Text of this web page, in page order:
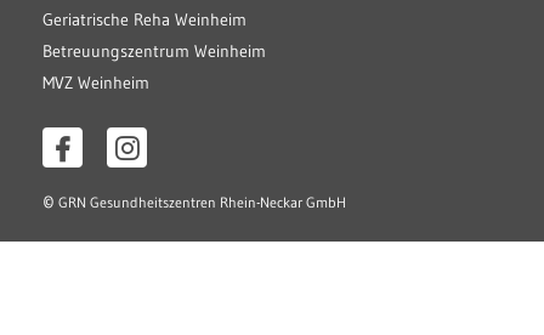
Geriatrische Reha Weinheim
Betreuungszentrum Weinheim
MVZ Weinheim
© GRN Gesundheitszentren Rhein-Neckar GmbH